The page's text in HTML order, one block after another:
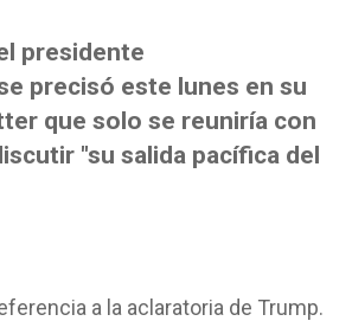
presidente
precisó este lunes en su
que solo se reuniría con
"su salida pacífica del
a la aclaratoria de Trump.